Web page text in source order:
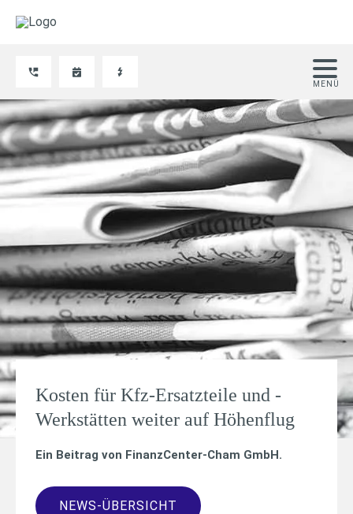
Kosten für Kfz-Ersatzteile und -
Werkstätten weiter auf Höhenflug
Ein Beitrag von FinanzCenter-Cham GmbH.
NEWS-ÜBERSICHT